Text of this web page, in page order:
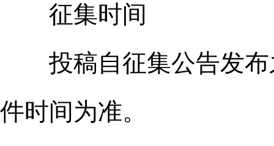
征集时间
投稿自征集公告发布
件时间为准。